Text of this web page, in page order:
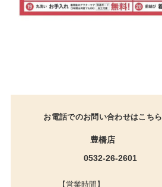
お電話でのお問い合わせはこちら
豊橋店
0532-26-2601
【営業時間】